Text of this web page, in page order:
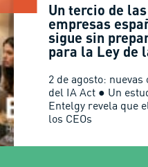
Un tercio de
empresas
sigue sin
para la Ley de
2 de agosto: nuevas
del IA Act ● Un
Entelgy revela que
los CEOs